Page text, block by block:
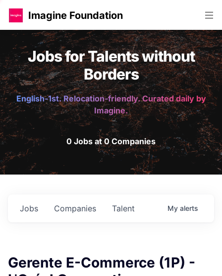
Imagine Foundation
Jobs for Talents without
Borders
English-1st. Relocation-friendly. Curated daily by
Imagine.
0 Jobs at 0 Companies
Jobs Companies Talent My alerts
Gerente E-Commerce (1P) -